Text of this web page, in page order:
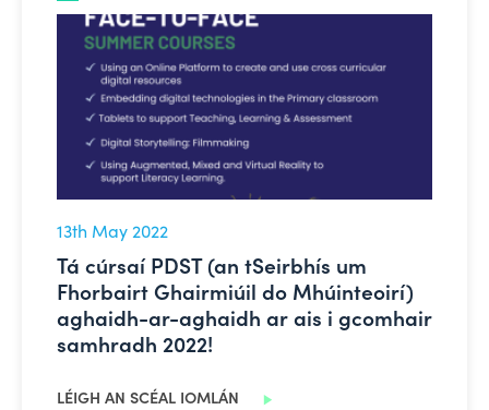
Tá cúrsaí PDST (an tSeirbhís um Fhorbairt
13th May 2022
Tá cúrsaí PDST (an tSeirbhís um
Fhorbairt Ghairmiúil do Mhúinteoirí)
aghaidh-ar-aghaidh ar ais i gcomhair
samhradh 2022!
LÉIGH AN SCÉAL IOMLÁN